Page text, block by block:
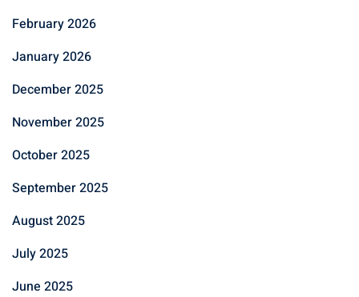
February 2026
January 2026
December 2025
November 2025
October 2025
September 2025
August 2025
July 2025
June 2025